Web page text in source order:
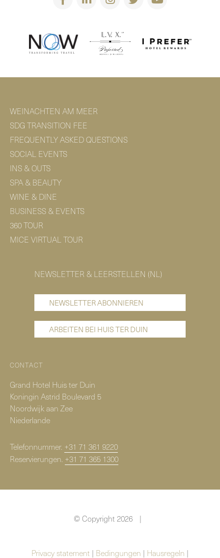
WEINACHTEN AM MEER
SDG TRANSITION FEE
FREQUENTLY ASKED QUESTIONS
SOCIAL EVENTS
INS & OUTS
SPA & BEAUTY
WINE & DINE
BUSINESS & EVENTS
360 TOUR
MICE VIRTUAL TOUR
NEWSLETTER & LEERSTELLEN (NL)
NEWSLETTER ABONNIEREN
ARBEITEN BEI HUIS TER DUIN
CONTACT
Grand Hotel Huis ter Duin
Koningin Astrid Boulevard 5
Noordwijk aan Zee
Niederlande
Telefonnummer. +31 71 361 9220
Reservierungen. +31 71 365 1300
© Copyright 2026 |
Privacy statement | Bedingungen | Hausregeln |